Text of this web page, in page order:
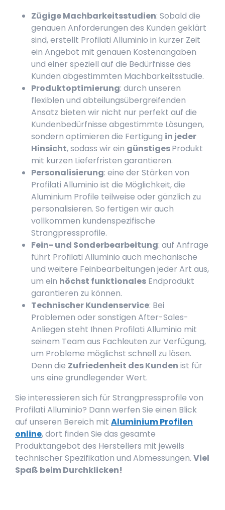
Zügige Machbarkeitsstudien: Sobald die
genauen Anforderungen des Kunden geklärt
sind, erstellt Profilati Alluminio in kurzer Zeit
ein Angebot mit genauen Kostenangaben
und einer speziell auf die Bedürfnisse des
Kunden abgestimmten Machbarkeitsstudie.
Produktoptimierung: durch unseren
flexiblen und abteilungsübergreifenden
Ansatz bieten wir nicht nur perfekt auf die
Kundenbedürfnisse abgestimmte Lösungen,
sondern optimieren die Fertigung in jeder
Hinsicht, sodass wir ein günstigesProdukt
mit kurzen Lieferfristen garantieren.
Personalisierung: eine der Stärken von
Profilati Alluminio ist die Möglichkeit, die
Aluminium Profile teilweise oder gänzlich zu
personalisieren. So fertigen wir auch
vollkommen kundenspezifische
Strangpressprofile.
Fein- und Sonderbearbeitung: auf Anfrage
führt Profilati Alluminio auch mechanische
und weitere Feinbearbeitungen jeder Art aus,
um ein höchst funktionales Endprodukt
garantieren zu können.
Technischer Kundenservice: Bei
Problemen oder sonstigen After-Sales-
Anliegen steht Ihnen Profilati Alluminio mit
seinem Team aus Fachleuten zur Verfügung,
um Probleme möglichst schnell zu lösen.
Denn die Zufriedenheit des Kunden ist für
uns eine grundlegender Wert.
Sie interessieren sich für Strangpressprofile von
Profilati Alluminio? Dann werfen Sie einen Blick
auf unseren Bereich mit Aluminium Profilen
online, dort finden Sie das gesamte
Produktangebot des Herstellers mit jeweils
technischer Spezifikation und Abmessungen. Viel
Spaß beim Durchklicken!